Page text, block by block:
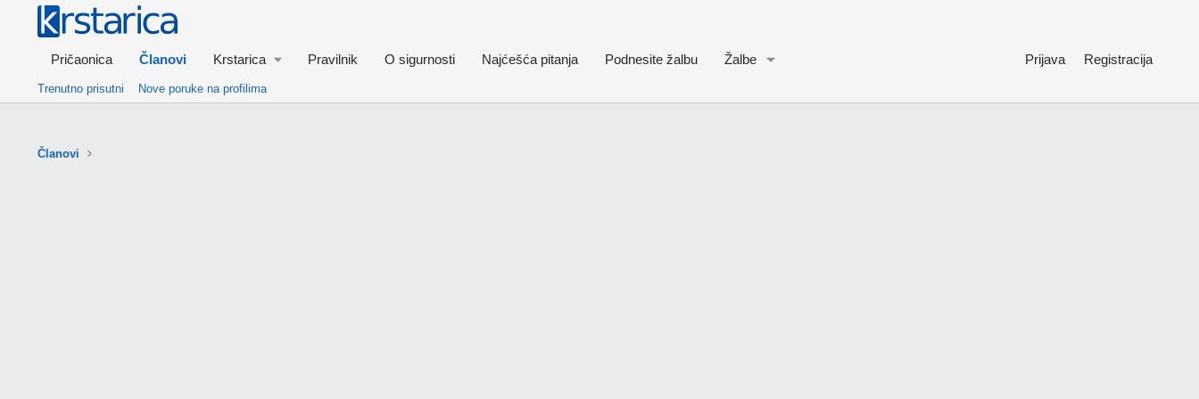
Pričaonica Članovi Krstarica Pravilnik O sigurnosti Najćešća pitanja Podnesite žalbu Žalbe Prijava Registracija
Trenutno prisutni Nove poruke na profilima
Članovi